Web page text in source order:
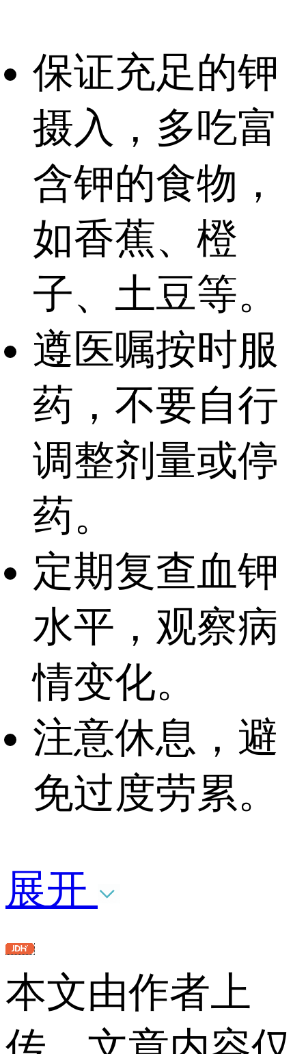
保证充足的钾
摄入，多吃富
含钾的食物，
如香蕉、橙
子、土豆等。
遵医嘱按时服
药，不要自行
调整剂量或停
药。
定期复查血钾
水平，观察病
情变化。
注意休息，避
免过度劳累。
展开
本文由作者上